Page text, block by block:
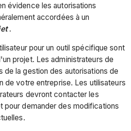
évidence les autorisations
accordées à un
.
pour un outil spécifique sont
projet. Les administrateurs de
de la gestion des autorisations de
de votre entreprise. Les utilisateurs
devront contacter les
pour demander des modifications